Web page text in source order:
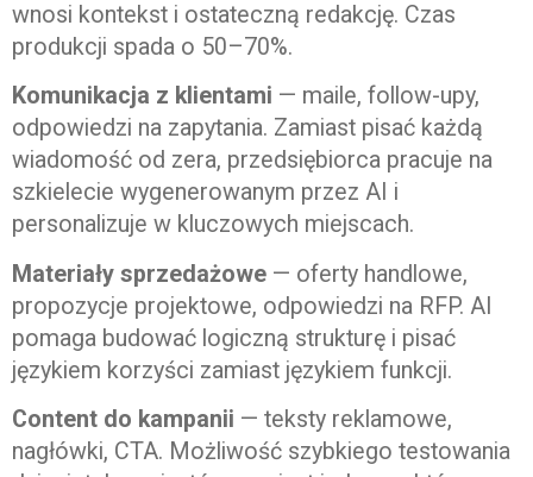
wnosi kontekst i ostateczną redakcję. Czas
produkcji spada o 50–70%.
Komunikacja z klientami — maile, follow-upy,
odpowiedzi na zapytania. Zamiast pisać każdą
wiadomość od zera, przedsiębiorca pracuje na
szkielecie wygenerowanym przez AI i
personalizuje w kluczowych miejscach.
Materiały sprzedażowe — oferty handlowe,
propozycje projektowe, odpowiedzi na RFP. AI
pomaga budować logiczną strukturę i pisać
językiem korzyści zamiast językiem funkcji.
Content do kampanii — teksty reklamowe,
nagłówki, CTA. Możliwość szybkiego testowania